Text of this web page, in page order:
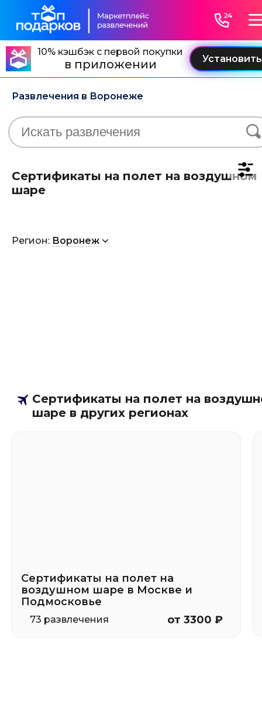
10% кэшбэк с первой покупки
в приложении
Развлечения в Воронеже
Сертификаты на полет на воздушном
шаре
Регион: Воронеж
Сертификаты на полет на
шаре в других регионах
Сертификаты на полет на
воздушном шаре в Москве и
Подмосковье
73 развлечения от 3300 ₽